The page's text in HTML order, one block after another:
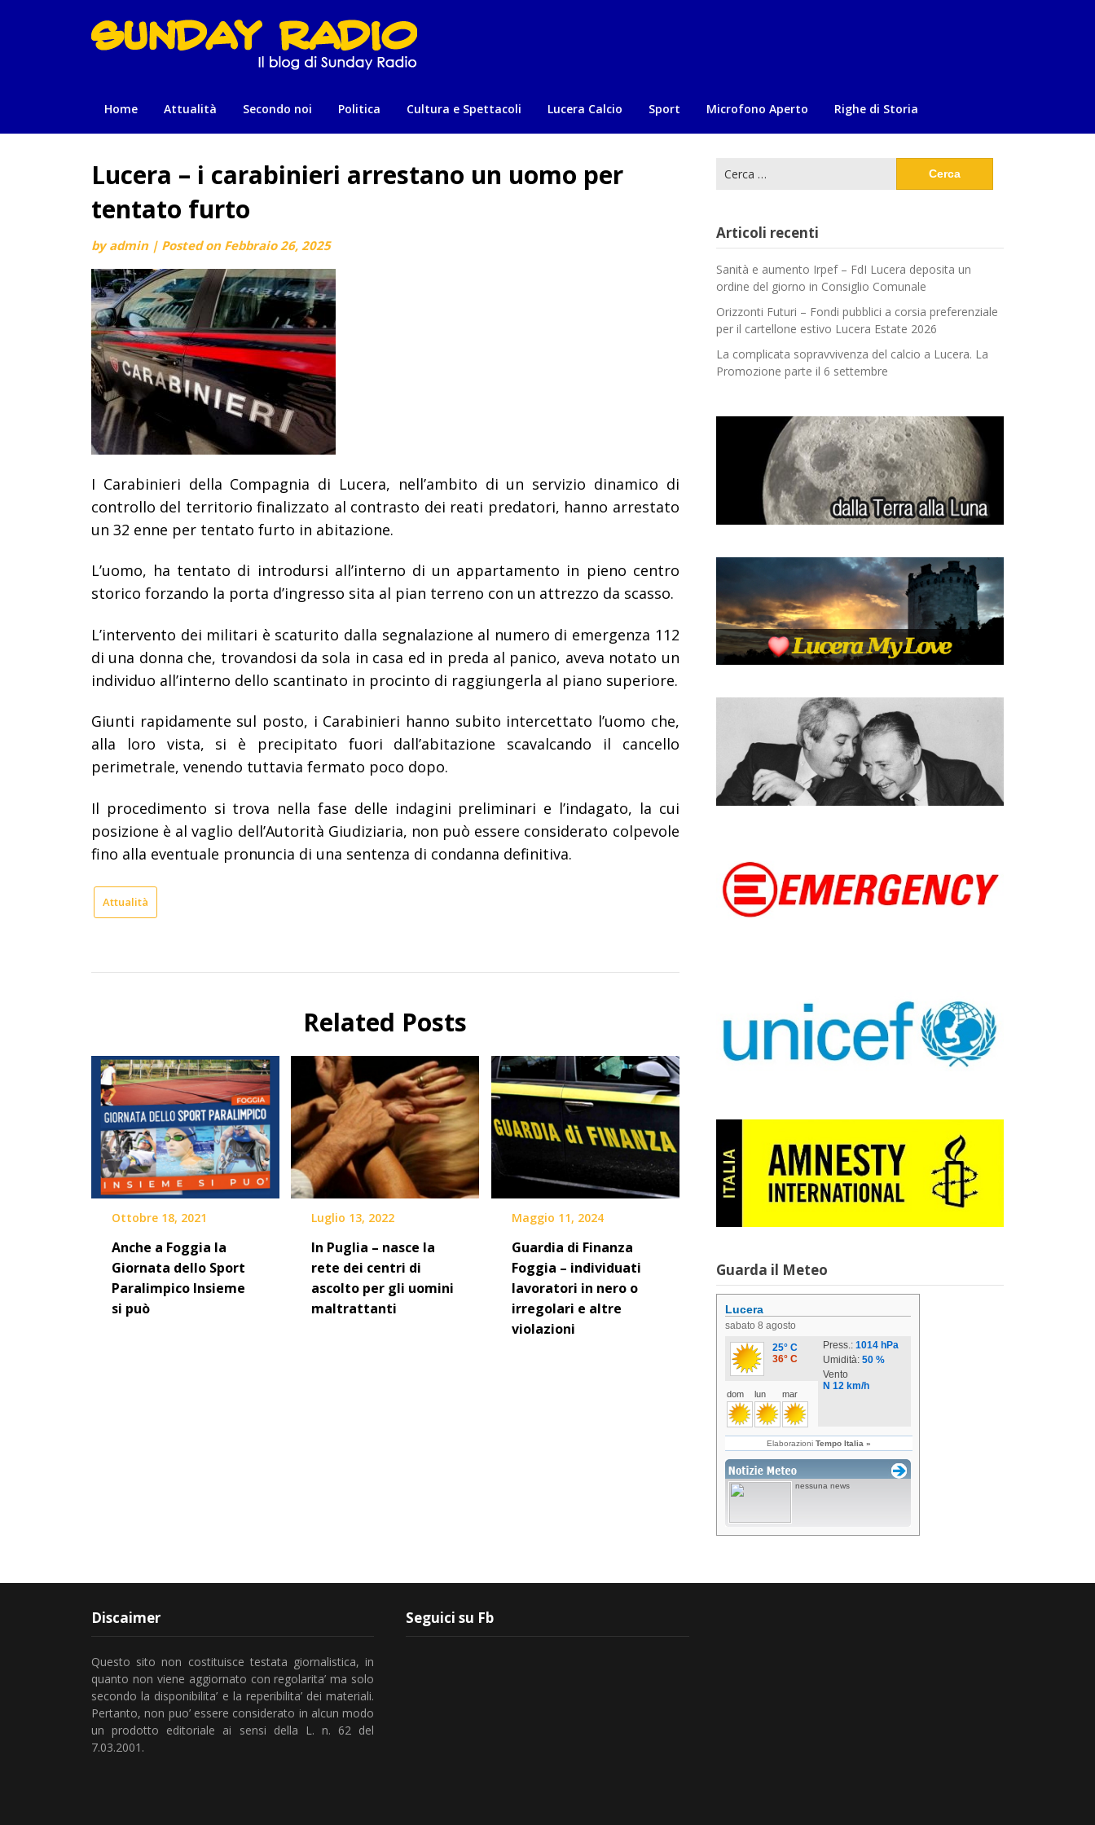
Home Attualità Secondo noi Politica Cultura e Spettacoli Lucera Calcio Sport Microfono Aperto Righe di Storia
Lucera – i carabinieri arrestano un uomo per
tentato furto
byadmin | Posted on Febbraio 26, 2025
I Carabinieri della Compagnia di Lucera, nell’ambito di un servizio dinamico di
controllo del territorio finalizzato al contrasto dei reati predatori, hanno arrestato
un 32 enne per tentato furto in abitazione.
L’uomo, ha tentato di introdursi all’interno di un appartamento in pieno centro
storico forzando la porta d’ingresso sita al pian terreno con un attrezzo da scasso.
L’intervento dei militari è scaturito dalla segnalazione al numero di emergenza 112
di una donna che, trovandosi da sola in casa ed in preda al panico, aveva notato un
individuo all’interno dello scantinato in procinto di raggiungerla al piano superiore.
Giunti rapidamente sul posto, i Carabinieri hanno subito intercettato l’uomo che,
alla loro vista, si è precipitato fuori dall’abitazione scavalcando il cancello
perimetrale, venendo tuttavia fermato poco dopo.
Il procedimento si trova nella fase delle indagini preliminari e l’indagato, la cui
posizione è al vaglio dell’Autorità Giudiziaria, non può essere considerato colpevole
fino alla eventuale pronuncia di una sentenza di condanna definitiva.
Attualità
Related Posts
Ottobre 18, 2021
Anche a Foggia la
Giornata dello Sport
Paralimpico Insieme
si può
Luglio 13, 2022
In Puglia – nasce la
rete dei centri di
ascolto per gli uomini
maltrattanti
Maggio 11, 2024
Guardia di Finanza
Foggia – individuati
lavoratori in nero o
irregolari e altre
violazioni
per:
Articoli recenti
Sanità e aumento Irpef – FdI Lucera deposita un
ordine del giorno in Consiglio Comunale
Orizzonti Futuri – Fondi pubblici a corsia preferenziale
per il cartellone estivo Lucera Estate 2026
La complicata sopravvivenza del calcio a Lucera. La
Promozione parte il 6 settembre
Guarda il Meteo
Discaimer
Questo sito non costituisce testata giornalistica, in
quanto non viene aggiornato con regolarita’ ma solo
secondo la disponibilita’ e la reperibilita’ dei materiali.
Pertanto, non puo’ essere considerato in alcun modo
un prodotto editoriale ai sensi della L. n. 62 del
7.03.2001.
Seguici su Fb